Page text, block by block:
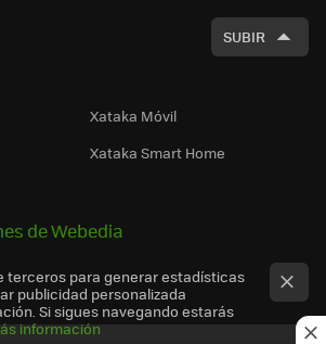
SUBIR
Xataka Móvil
Xataka Smart Home
de Webedia
terceros para generar estadísticas
publicidad personalizada
Si sigues navegando estarás
información